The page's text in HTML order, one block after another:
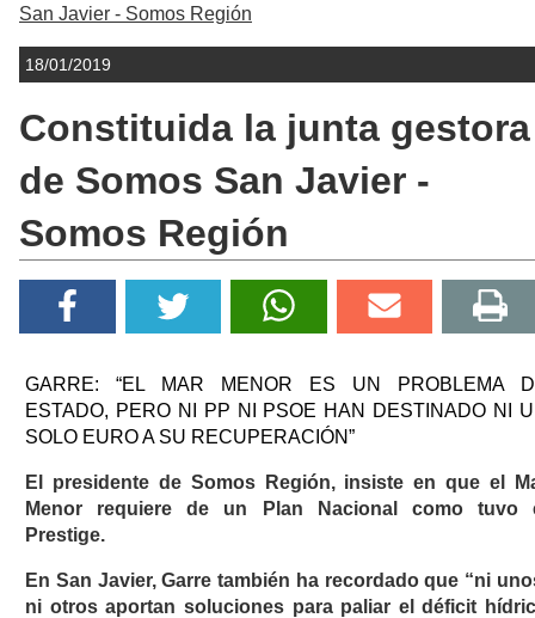
San Javier - Somos Región
18/01/2019
Constituida la junta gestora
de Somos San Javier -
Somos Región
GARRE: “EL MAR MENOR ES UN PROBLEMA
ESTADO, PERO NI PP NI PSOE HAN DESTINADO NI
SOLO EURO A SU RECUPERACIÓN”
El presidente de Somos Región, insiste en que el
Menor requiere de un Plan Nacional como tuvo
Prestige.
En San Javier, Garre también ha recordado que “ni
ni otros aportan soluciones para paliar el déficit